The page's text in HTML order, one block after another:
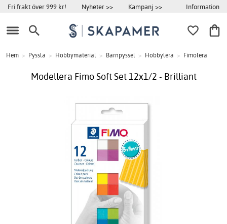
Fri frakt över 999 kr! Nyheter >> Kampanj >> Information
Hem > Pyssla > Hobbymaterial > Barnpyssel > Hobbylera > Fimolera
Modellera Fimo Soft Set 12x1/2 - Brilliant